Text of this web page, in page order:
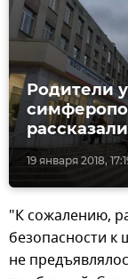
19 января 2018,
Родители
"К сожалению,
безопасности к
не